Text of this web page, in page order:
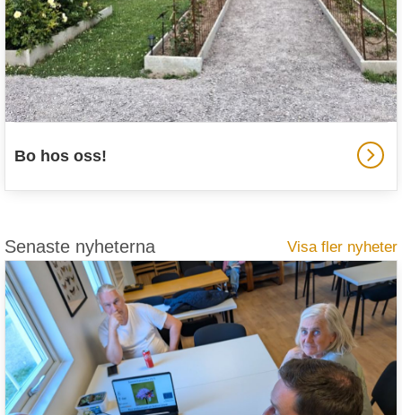
Bo hos oss!
Senaste nyheterna Visa fler nyheter